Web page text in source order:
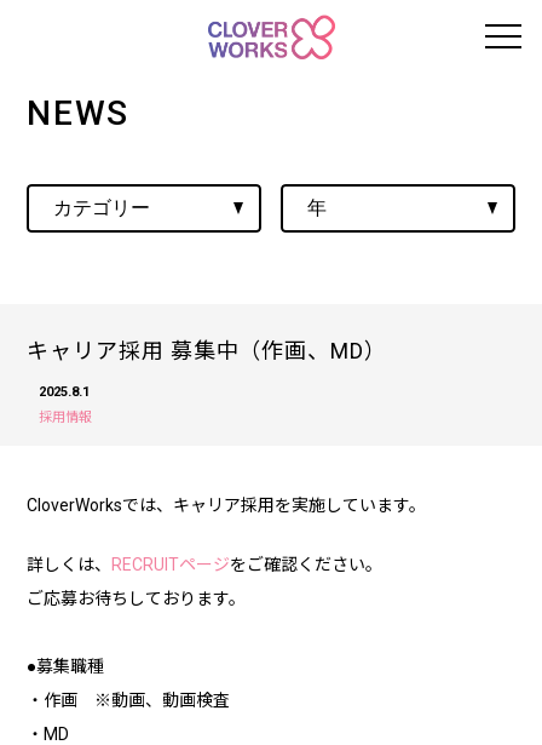
NEWS
キャリア採用 募集中（作画、MD）
2025.8.1
採用情報
CloverWorksでは、キャリア採用を実施しています。
詳しくは、 RECRUITページをご確認ください。
ご応募お待ちしております。
●募集職種
・作画 ※動画、動画検査
・MD